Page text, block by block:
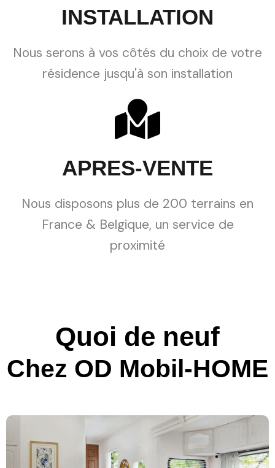
INSTALLATION
Nous serons à vos côtés du choix de votre
résidence jusqu'à son installation
APRES-VENTE
Nous disposons plus de 200 terrains en
France & Belgique, un service de
proximité
Quoi de neuf
Chez OD Mobil-HOME